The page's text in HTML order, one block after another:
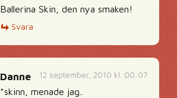
Ballerina Skin, den nya smaken!
Svara
12 september, 2010 kl. 00:07
Danne
*skinn, menade jag..